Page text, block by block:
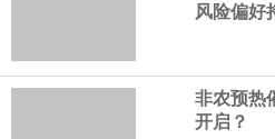
欧洲央行表示，各银行在该
风险偏好
非农预热
开启？